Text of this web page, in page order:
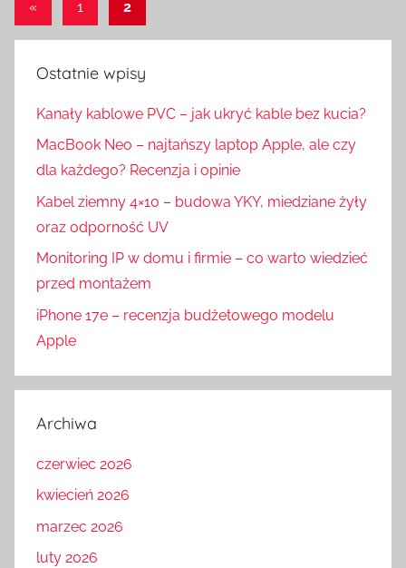
wpisów
«Poprzednie
1 2
Ostatnie wpisy
Kanały kablowe PVC – jak ukryć kable bez kucia?
MacBook Neo – najtańszy laptop Apple, ale czy
dla każdego? Recenzja i opinie
Kabel ziemny 4×10 – budowa YKY, miedziane żyły
oraz odporność UV
Monitoring IP w domu i firmie – co warto wiedzieć
przed montażem
iPhone 17e – recenzja budżetowego modelu
Apple
Archiwa
czerwiec 2026
kwiecień 2026
marzec 2026
luty 2026